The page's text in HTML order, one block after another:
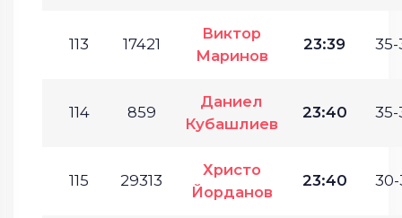
113 17421
Виктор
Маринов
23:39 35-
114 859
Даниел
Кубашлиев
23:40 35-
115 29313
Христо
Йорданов
23:40 30-